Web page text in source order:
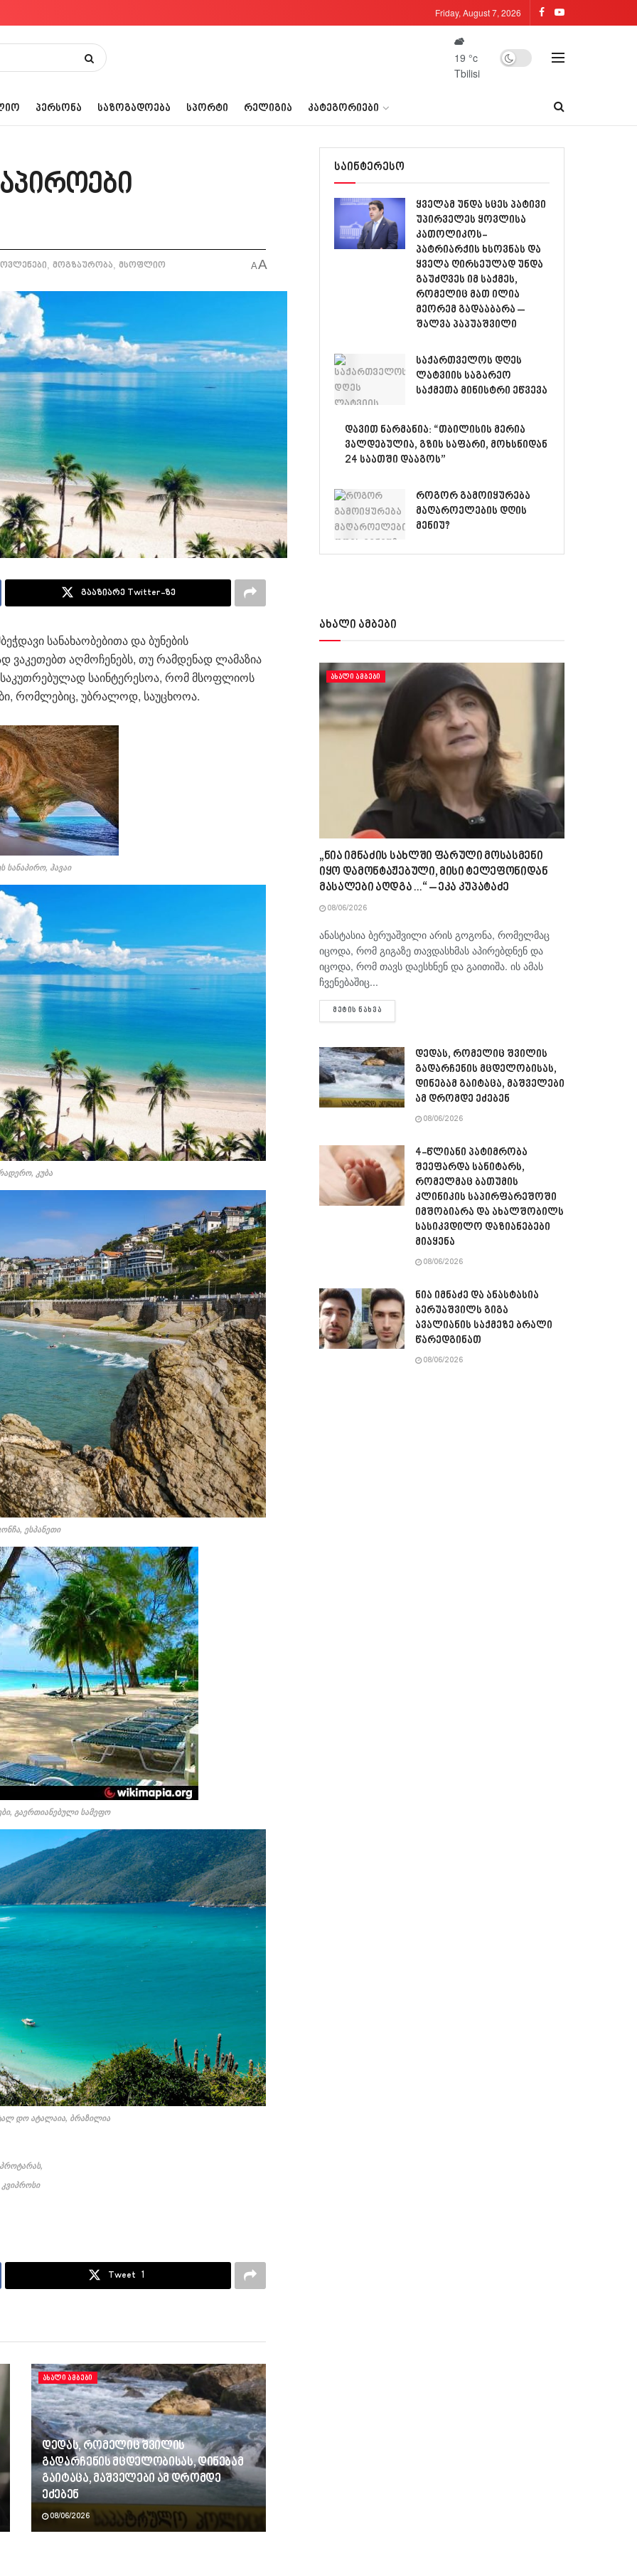
Friday, August 7, 2026
19 °c
Tbilisi
ᲞᲔᲠᲡᲝᲜᲐ ᲡᲐᲖᲝᲒᲐᲓᲝᲔᲑᲐ ᲡᲞᲝᲠᲢᲘ ᲠᲔᲚᲘᲒᲘᲐ ᲙᲐᲢᲔᲒᲝᲠᲘᲔᲑᲘ
, მოგზაურობა, მსოფლიო AA
გააზიარე Twitter-ზე
სანახაობებითა და ბუნების
ვაკეთებთ აღმოჩენებს, თუ რამდენად ლამაზია
საინტერესოა, რომ მსოფლიოს
რომლებიც, უბრალოდ, საუცხოოა.
სანაპირო, ჰავაი
კუბა
ესპანეთი
გაერთიანებული სამეფო
დო ატალაია, ბრაზილია
კვიპროსი
Tweet 1
ᲐᲮᲐᲚᲘ ᲐᲛᲑᲔᲑᲘ
დედას, რომელიც შვილის
გადარჩენის მცდელობისას, დინებამ
გაიტაცა, მაშველები ამ დრომდე
ეძებენ
08/06/2026
საინტერესო
ყველამ უნდა სცეს პატივი
უპირველეს ყოვლისა
კათოლიკოს-
პატრიარქის ხსოვნას და
ყველა ღირსეულად უნდა
გაუძღვეს იმ საქმეს,
რომელიც მათ ილია
მეორემ გადააბარა –
შალვა პაპუაშვილი
საქართველოს დღეს
ლატვიის საგარეო
საქმეთა მინისტრი ეწვევა
დავით ნარმანია: “თბილისის მერია
ვალდებულია, გზის საფარი, მოხსნიდან
24 საათში დააგოს”
როგორ გამოიყურება
მაღაროელების დღის
მენიუ?
ახალი ამბები
ᲐᲮᲐᲚᲘ ᲐᲛᲑᲔᲑᲘ
„ნია იმნაძის სახლში ფარული მოსასმენი
იყო დამონტაჟებული, მისი ტელეფონიდან
მასალები აღდგა…“ – ეკა კუპატაძე
08/06/2026
ანასტასია ბერუაშვილი არის გოგონა, რომელმაც
იცოდა, რომ გიგაზე თავდასხმას აპირებდნენ და
იცოდა, რომ თავს დაესხნენ და გაითიშა. ის ამას
ჩვენებაშიც...
ᲛᲔᲢᲘᲡ ᲜᲐᲮᲕᲐ
დედას, რომელიც შვილის
გადარჩენის მცდელობისას,
დინებამ გაიტაცა, მაშველები
ამ დრომდე ეძებენ
08/06/2026
4-წლიანი პატიმრობა
შეეფარდა სანიტარს,
რომელმაც ბათუმის
კლინიკის საპირფარეშოში
იმშობიარა და ახალშობილს
სასიკვდილო დაზიანებები
მიაყენა
08/06/2026
ნია იმნაძე და ანასტასია
ბერუაშვილს გიგა
ავალიანის საქმეზე ბრალი
წარედგინათ
08/06/2026